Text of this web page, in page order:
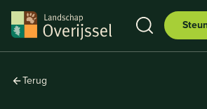
Terug